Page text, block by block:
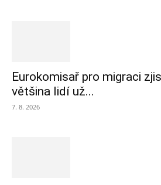
Eurokomisař pro migraci
většina lidí už...
7. 8. 2026